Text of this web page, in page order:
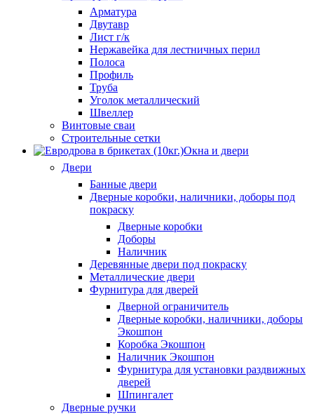
Арматура
Двутавр
Лист г/к
Нержавейка для лестничных перил
Полоса
Профиль
Труба
Уголок металлический
Швеллер
Винтовые сваи
Строительные сетки
Окна и двери
Двери
Банные двери
Дверные коробки, наличники, доборы под
покраску
Дверные коробки
Доборы
Наличник
Деревянные двери под покраску
Металлические двери
Фурнитура для дверей
Дверной ограничитель
Дверные коробки, наличники, доборы
Экошпон
Коробка Экошпон
Наличник Экошпон
Фурнитура для установки раздвижных
дверей
Шпингалет
Дверные ручки